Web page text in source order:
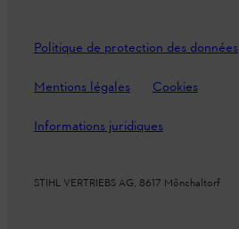
Politique de protection des données
Mentions légales Cookies
Informations juridiques
STIHL VERTRIEBS AG, 8617 Mönchaltorf